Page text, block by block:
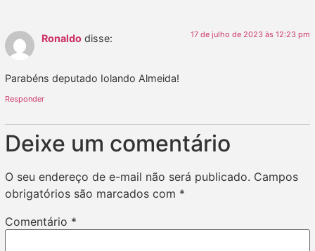
Ronaldo disse: 17 de julho de 2023 às 12:23 pm
Parabéns deputado Iolando Almeida!
Responder
Deixe um comentário
O seu endereço de e-mail não será publicado. Campos
obrigatórios são marcados com *
Comentário *